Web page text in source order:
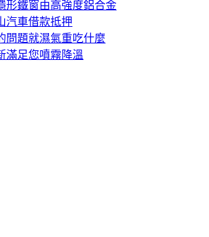
形鐵窗由高強度鋁合金
汽車借款抵押
問題就濕氣重吃什麼
滿足您噴霧降溫